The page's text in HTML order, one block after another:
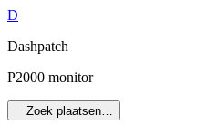
D
Dashpatch
P2000 monitor
Zoek plaatsen…